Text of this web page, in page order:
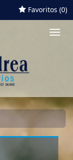
Favoritos (0)